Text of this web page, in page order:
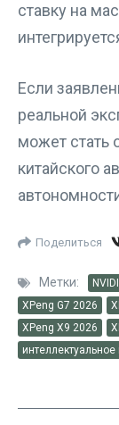
ставку на
Если
реальной
может стать
китайского
Поделиться
Метки:
XPeng G7 2026
XPeng X9 2026